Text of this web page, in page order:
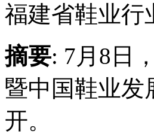
福建省鞋业行
摘要: 7月8日
暨中国鞋业发
开。